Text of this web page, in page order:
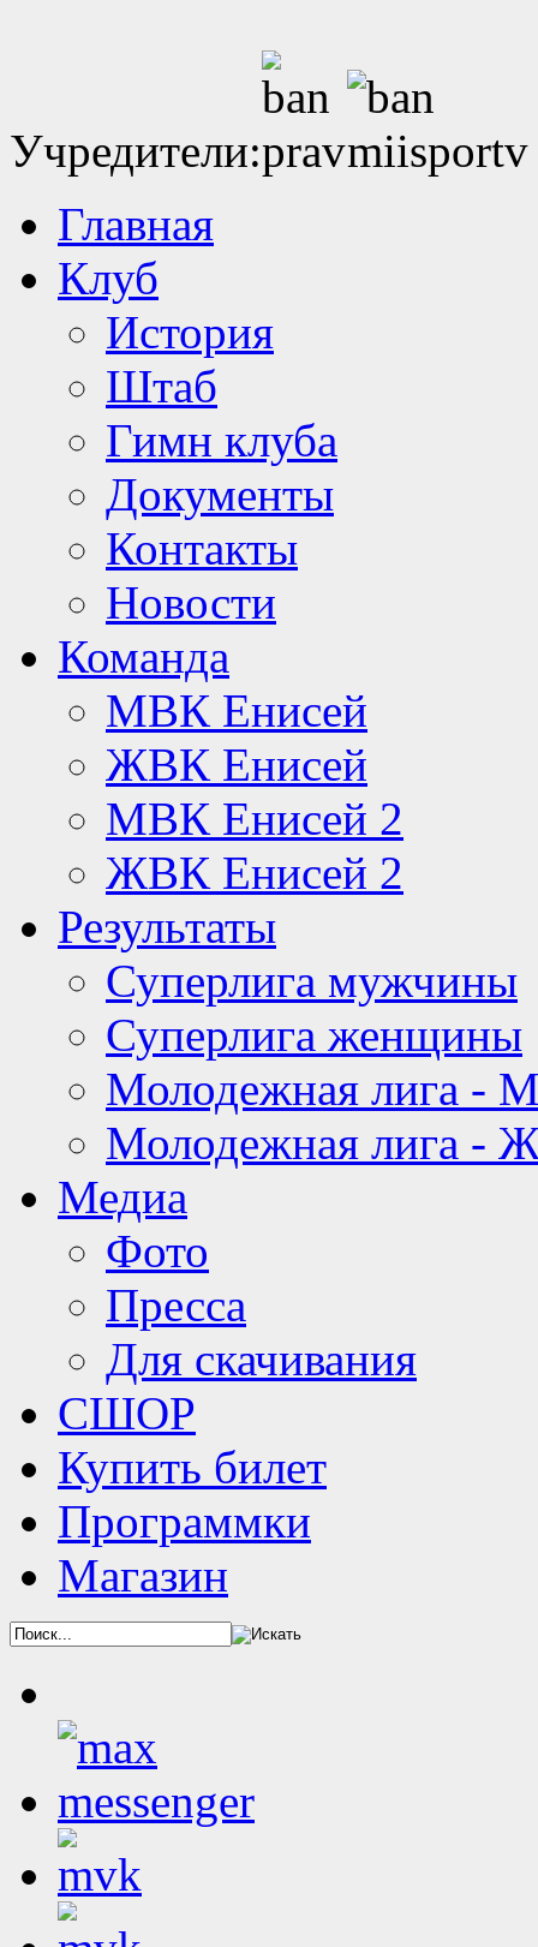
Учредители:
Главная
Клуб
История
Штаб
Гимн клуба
Документы
Контакты
Новости
Команда
МВК Енисей
ЖВК Енисей
МВК Енисей 2
ЖВК Енисей 2
Результаты
Суперлига мужчины
Суперлига женщины
Молодежная лига -
Молодежная лига -
Медиа
Фото
Пресса
Для скачивания
СШОР
Купить билет
Программки
Магазин